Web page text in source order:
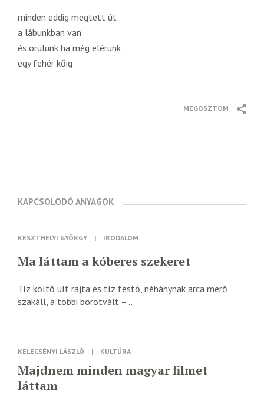
minden eddig megtett út
a lábunkban van
és örülünk ha még elérünk
egy fehér kőig
MEGOSZTOM
KAPCSOLODÓ ANYAGOK
KESZTHELYI GYÖRGY | IRODALOM
Ma láttam a kóberes szekeret
Tíz költő ült rajta és tíz festő, néhánynak arca merő
szakáll, a többi borotvált –...
KELECSÉNYI LÁSZLÓ | KULTÚRA
Majdnem minden magyar filmet
láttam